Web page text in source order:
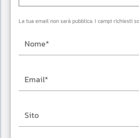
La tua email non sarà pubblica. I campi richiesti